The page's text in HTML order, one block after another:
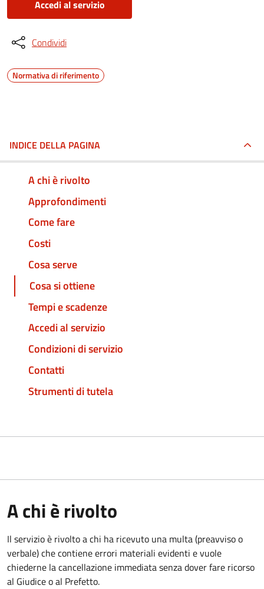
Accedi al servizio
Condividi
Normativa di riferimento
INDICE DELLA PAGINA
A chi è rivolto
Approfondimenti
Come fare
Costi
Cosa serve
Cosa si ottiene
Tempi e scadenze
Accedi al servizio
Condizioni di servizio
Contatti
Strumenti di tutela
A chi è rivolto
Il servizio è rivolto a chi ha ricevuto una multa (preavviso o
verbale) che contiene errori materiali evidenti e vuole
chiederne la cancellazione immediata senza dover fare ricorso
al Giudice o al Prefetto.